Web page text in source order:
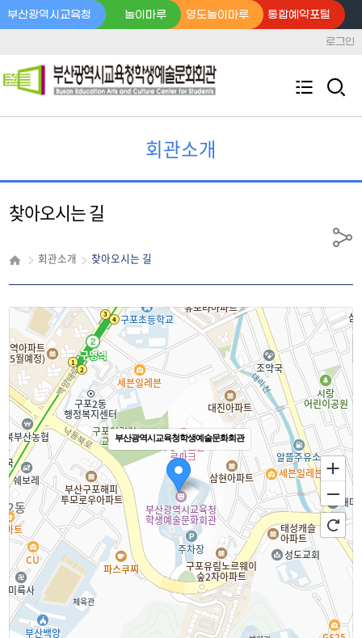
부산광역시교육청 놀이마루 영도놀이마루 통합예약포털
로그인
전
검
색
회관소개
찾아오시는 길
회관소개 찾아오시는 길
공
부산광역시교육청학생예술문화회관